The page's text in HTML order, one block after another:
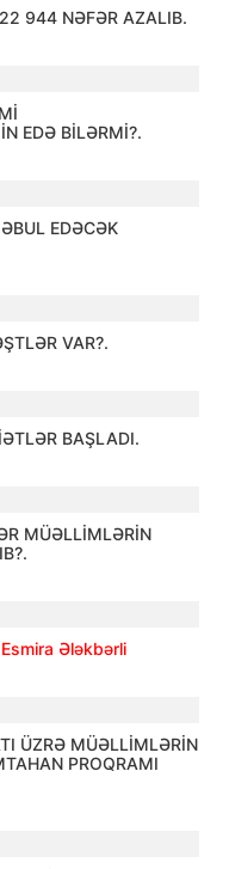
944 NƏFƏR AZALIB.
EDƏ BİLƏRMİ?.
EDƏCƏK
VAR?.
BAŞLADI.
MÜƏLLİMLƏRİN
Ələkbərli
ÜZRƏ MÜƏLLİMLƏRİN
PROQRAMI